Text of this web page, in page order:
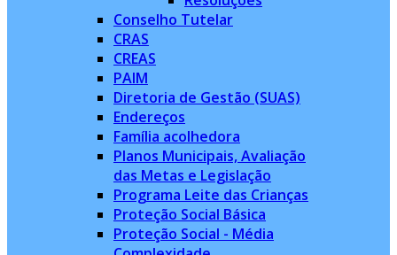
Conselho Tutelar
CRAS
CREAS
PAIM
Diretoria de Gestão (SUAS)
Endereços
Família acolhedora
Planos Municipais, Avaliação
das Metas e Legislação
Programa Leite das Crianças
Proteção Social Básica
Proteção Social - Média